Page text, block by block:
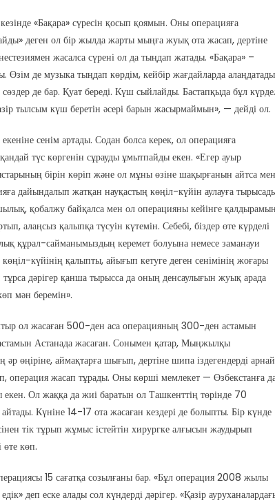
«Бақара» сүресін қосып қоямын. Оны операцияға
деген ол бір жылда жарты мыңға жуық ота жасап, дертіне
жасалса сүрені ол да тыңдап жатады. «Бақара» –
де музыка тыңдап көрдім, кейбір жағдайларда алаңдатады
де бар. Қуат береді. Күш сыйлайды. Бастапқыда бұл
тылсым күш беретін әсері барын жасырмаймын», — дейді ол.
сенім артады. Содан болса керек, ол операцияға
түс көргенін сұрауды ұмытпайды екен. «Егер ауыр
бірін көріп және ол мұны өзіне шақырғанын айтса мен
дайындалып жатқан науқастың көңіл-күйін аулауға
қобалжу байқалса мен ол операцияны кейінге
алаңсыз қалыпқа түсуін күтемін. Себебі, біздер өте күрделі
құрал-сайманымыздың керемет болуына немесе заманауи
күйінің қалыпты, айығып кетуге деген сенімінің жоғары
дәрігер қанша тырысса да оның денсаулығын жуық арада
мән беремін».
ол жасаған 500-ден аса операцияның 300-ден астамын
Астанада жасаған. Сонымен қатар, Мыңжылқы
әр өңіріне, аймақтарға шығып, дертіне шипа іздегендерді
операция жасап тұрады. Оны көрші мемлекет — Өзбекстанға
Ол жаққа да жиі баратын ол Ташкенттің төрінде 70
Күніне 14-17 ота жасаған кездері де болыпты. Бір күнде
тік тұрып жұмыс істейтін хирургке алғысын жаудырып
өте көп.
15 сағатқа созылғаны бар. «Бұл операция 2008 жылы
деп еске алады сол күндерді дәрігер. «Қазір